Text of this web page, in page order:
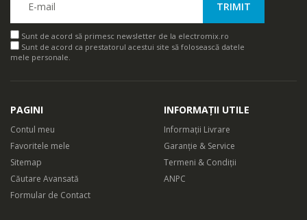
Sunt de acord să primesc newsletter de la electromix.ro
Sunt de acord ca prestatorul acestui site să folosească datele
mele personale.
PAGINI
Contul meu
Favoritele mele
Sitemap
Căutare Avansată
Formular de Contact
INFORMAȚII UTILE
Informații Livrare
Garanție & Service
Termeni & Condiții
ANPC